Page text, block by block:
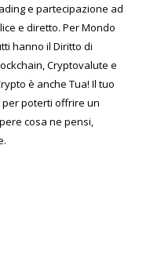
e partecipazione ad
e diretto. Per Mondo
hanno il Diritto di
Cryptovalute e
è anche Tua! Il tuo
poterti offrire un
cosa ne pensi,